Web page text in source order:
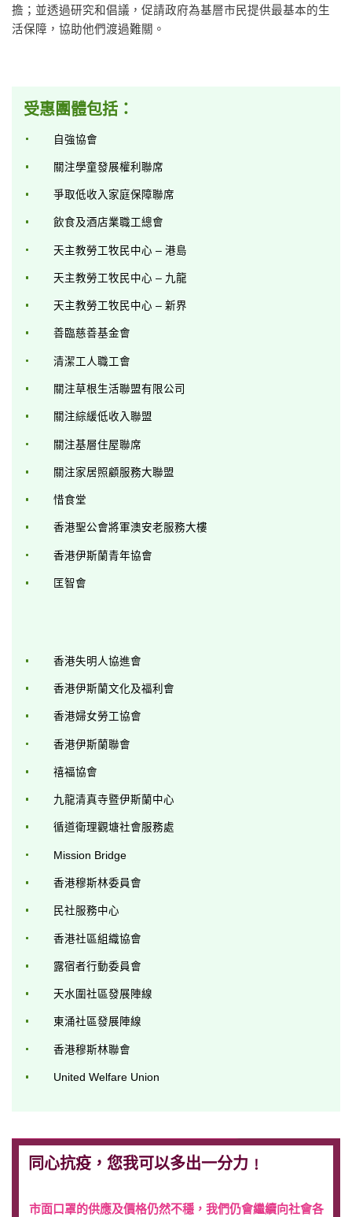
擔；並透過研究和倡議，促請政府為基層市民提供最基本的生
活保障，協助他們渡過難關。
受惠團體包括：
自強協會
關注學童發展權利聯席
爭取低收入家庭保障聯席
飲食及酒店業職工總會
天主教勞工牧民中心 – 港島
天主教勞工牧民中心 – 九龍
天主教勞工牧民中心 – 新界
善臨慈善基金會
清潔工人職工會
關注草根生活聯盟有限公司
關注綜緩低收入聯盟
關注基層住屋聯席
關注家居照顧服務大聯盟
惜食堂
香港聖公會將軍澳安老服務大樓
香港伊斯蘭青年協會
匡智會
香港失明人協進會
香港伊斯蘭文化及福利會
香港婦女勞工協會
香港伊斯蘭聯會
禧福協會
九龍清真寺暨伊斯蘭中心
循道衛理觀塘社會服務處
Mission Bridge
香港穆斯林委員會
民社服務中心
香港社區組織協會
露宿者行動委員會
天水圍社區發展陣線
東涌社區發展陣線
香港穆斯林聯會
United Welfare Union
同心抗疫，您我可以多出一分力﹗
市面口罩的供應及價格仍然不穩，我們仍會繼續向社會各